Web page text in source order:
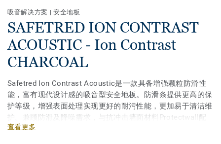
吸音解决方案 | 安全地板
SAFETRED ION CONTRAST
ACOUSTIC - Ion Contrast
CHARCOAL
Safetred Ion Contrast Acoustic是一款具备增强颗粒防滑性
能，富有现代设计感的吸音型安全地板。防滑条提供更高的保
护等级，增强表面处理实现更好的耐污性能，更加易于清洁维
护。兼顾防滑及降噪需求，与抗冲击墙面材料Protectwall配
合使用，非常适合学校及医疗机构等。
查看更多